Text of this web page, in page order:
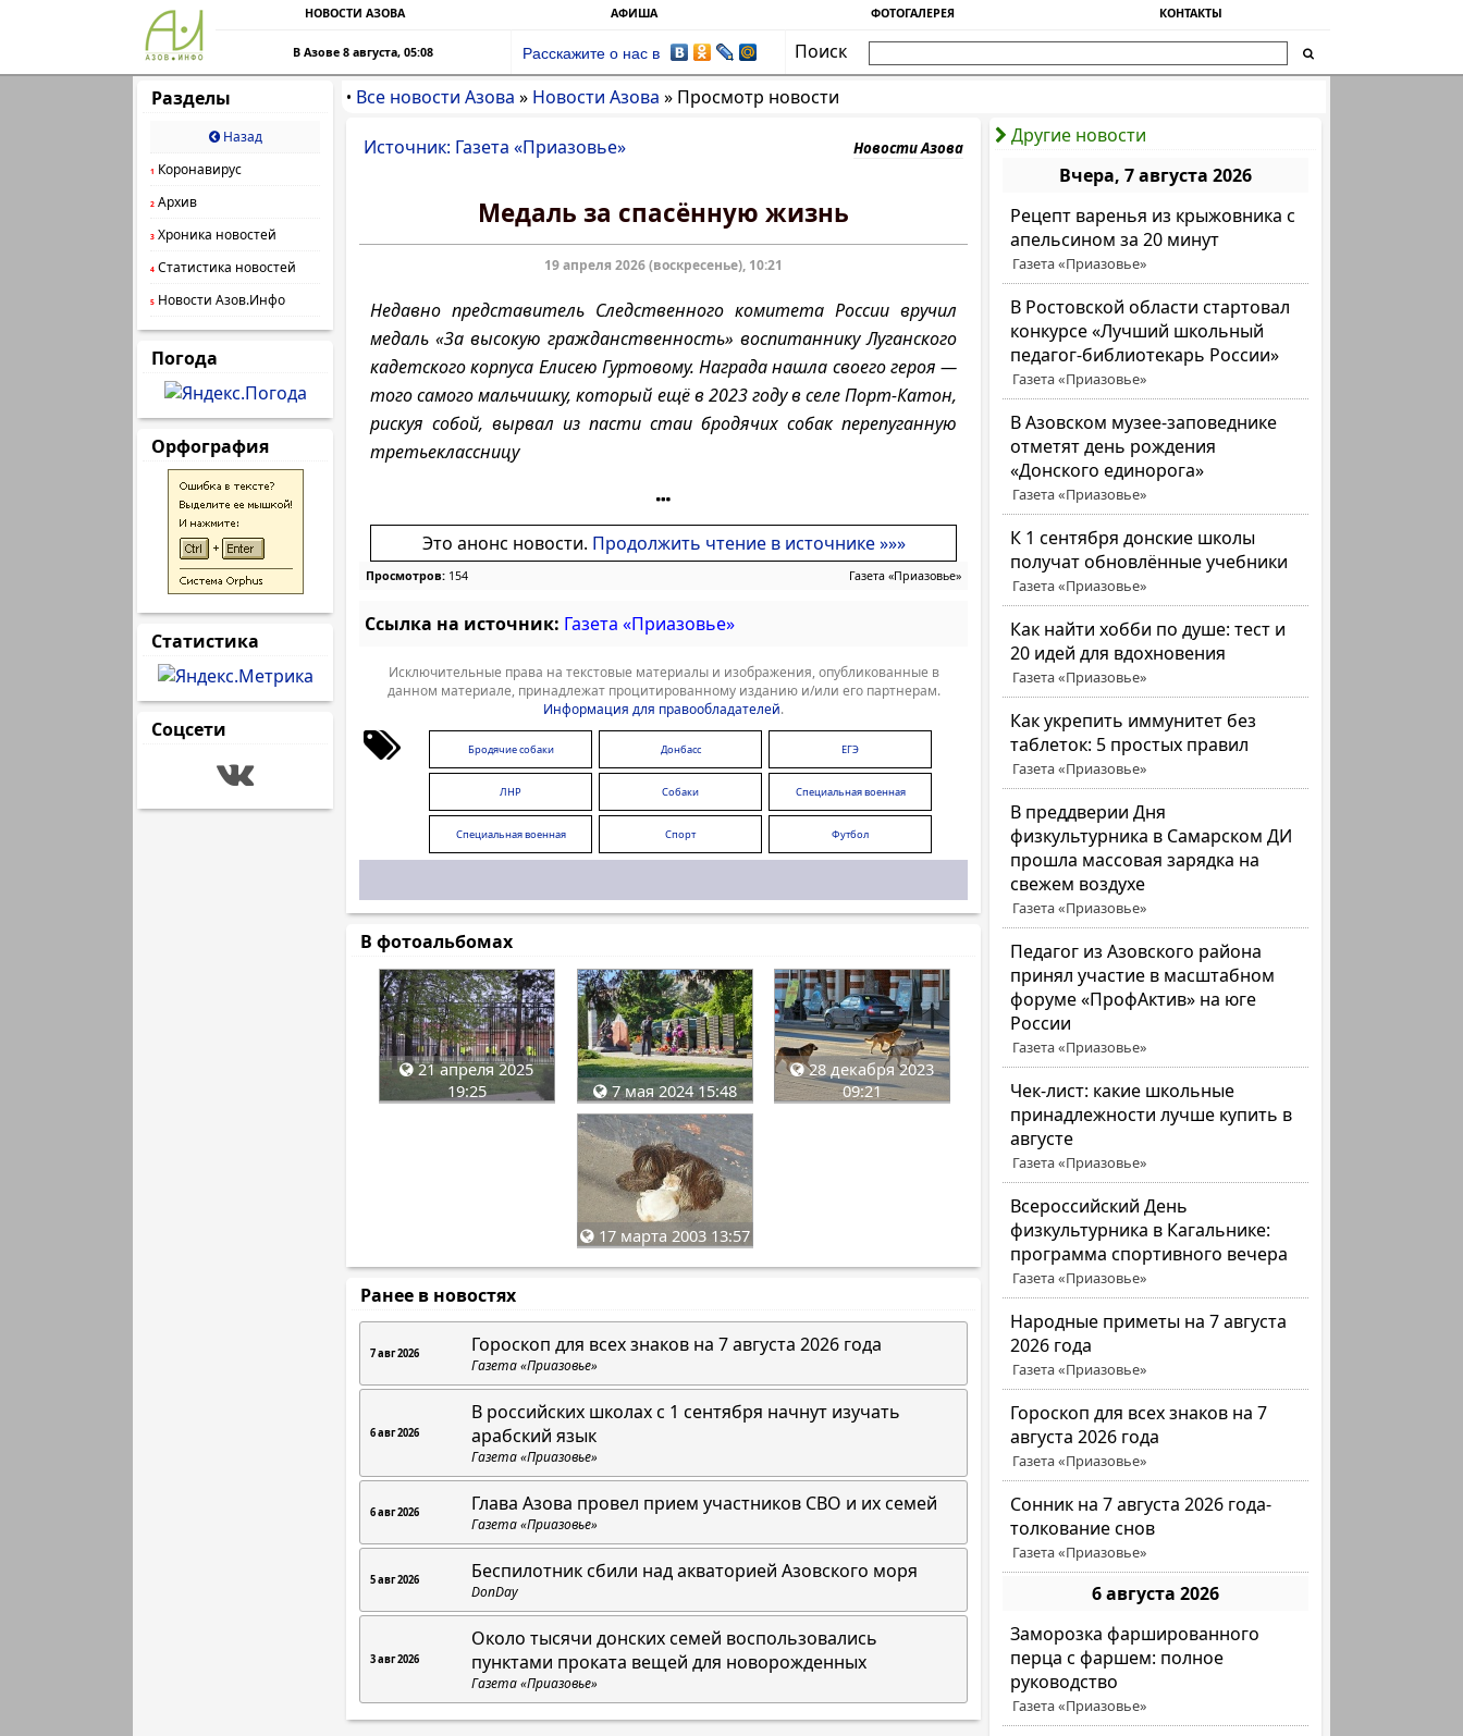
НОВОСТИ АЗОВА АФИША ФОТОГАЛЕРЕЯ КОНТАКТЫ
В Азове 8 августа, 05:08 Расскажите о нас в
Поиск
Разделы
Назад
1 Коронавирус
2 Архив
3 Хроника новостей
4 Статистика новостей
5 Новости Азов.Инфо
Погода
Орфография
Статистика
Соцсети
• Все новости Азова » Новости Азова » Просмотр новости
Другие новости
Вчера, 7 августа 2026
Рецепт варенья из крыжовника с
апельсином за 20 минут
Газета «Приазовье»
В Ростовской области стартовал
конкурсе «Лучший школьный
педагог-библиотекарь России»
Газета «Приазовье»
В Азовском музее-заповеднике
отметят день рождения
«Донского единорога»
Газета «Приазовье»
К 1 сентября донские школы
получат обновлённые учебники
Газета «Приазовье»
Как найти хобби по душе: тест и
20 идей для вдохновения
Газета «Приазовье»
Как укрепить иммунитет без
таблеток: 5 простых правил
Газета «Приазовье»
В преддверии Дня
физкультурника в Самарском ДИ
прошла массовая зарядка на
свежем воздухе
Газета «Приазовье»
Педагог из Азовского района
принял участие в масштабном
форуме «ПрофАктив» на юге
России
Газета «Приазовье»
Чек-лист: какие школьные
принадлежности лучше купить в
августе
Газета «Приазовье»
Всероссийский День
физкультурника в Кагальнике:
программа спортивного вечера
Газета «Приазовье»
Народные приметы на 7 августа
2026 года
Газета «Приазовье»
Гороскоп для всех знаков на 7
августа 2026 года
Газета «Приазовье»
Сонник на 7 августа 2026 года-
толкование снов
Газета «Приазовье»
6 августа 2026
Заморозка фаршированного
перца с фаршем: полное
руководство
Газета «Приазовье»
Источник: Газета «Приазовье» Новости Азова
Медаль за спасённую жизнь
19 апреля 2026 (воскресенье), 10:21
Недавно представитель Следственного комитета России вручил
медаль «За высокую гражданственность» воспитаннику Луганского
кадетского корпуса Елисею Гуртовому. Награда нашла своего героя —
того самого мальчишку, который ещё в 2023 году в селе Порт-Катон,
рискуя собой, вырвал из пасти стаи бродячих собак перепуганную
третьеклассницу
Это анонс новости. Продолжить чтение в источнике »»»
Просмотров: 154 Газета «Приазовье»
Ссылка на источник: Газета «Приазовье»
Исключительные права на текстовые материалы и изображения, опубликованные в
данном материале, принадлежат процитированному изданию и/или его партнерам.
Информация для правообладателей.
Бродячие собаки Донбасс ЕГЭ
ЛНР Собаки
Специальная военная
операция
Специальная военная
операция
Спорт Футбол
В фотоальбомах
21 апреля 2025
19:25
7 мая 2024 15:48
28 декабря 2023
09:21
17 марта 2003 13:57
Ранее в новостях
7 авг 2026 Гороскоп для всех знаков на 7 августа 2026 года
Газета «Приазовье»
6 авг 2026
В российских школах с 1 сентября начнут изучать
арабский язык
Газета «Приазовье»
6 авг 2026 Глава Азова провел прием участников СВО и их семей
Газета «Приазовье»
5 авг 2026 Беспилотник сбили над акваторией Азовского моря
DonDay
3 авг 2026
Около тысячи донских семей воспользовались
пунктами проката вещей для новорожденных
Газета «Приазовье»